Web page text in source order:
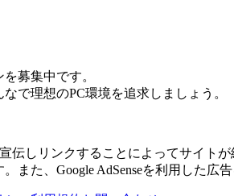
を募集中です。
で理想のPC環境を追求しましょう。
伝しリンクすることによってサイト
また、Google AdSenseを利用した広